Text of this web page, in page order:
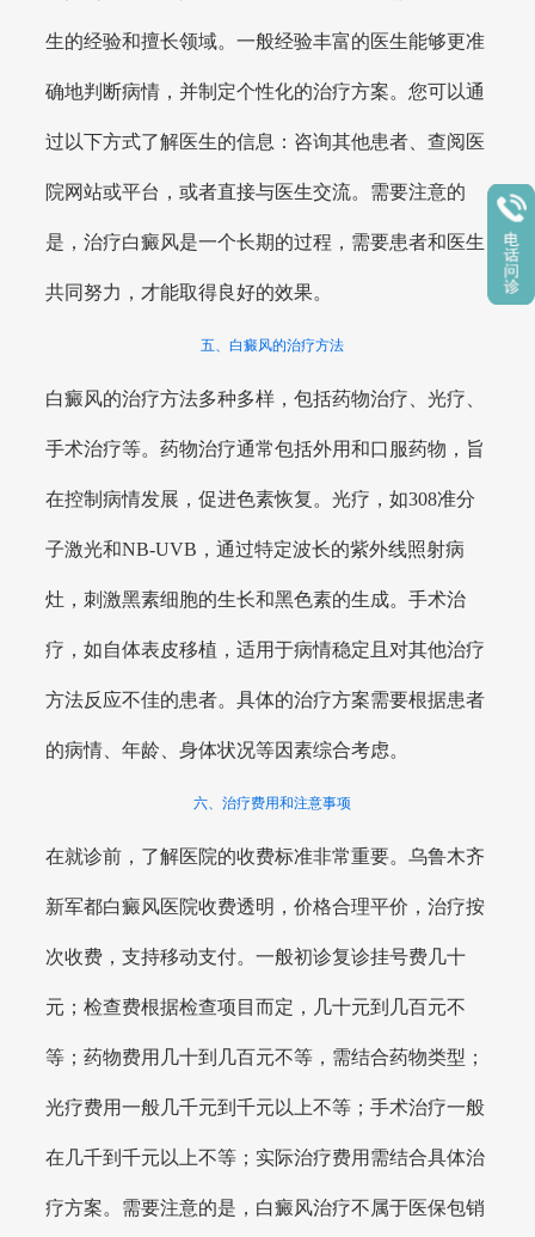
生的经验和擅长领域。一般经验丰富的医生能够更准
确地判断病情，并制定个性化的治疗方案。您可以通
过以下方式了解医生的信息：咨询其他患者、查阅医
院网站或平台，或者直接与医生交流。需要注意的
是，治疗白癜风是一个长期的过程，需要患者和医生
共同努力，才能取得良好的效果。
五、白癜风的治疗方法
白癜风的治疗方法多种多样，包括药物治疗、光疗、
手术治疗等。药物治疗通常包括外用和口服药物，旨
在控制病情发展，促进色素恢复。光疗，如308准分
子激光和NB-UVB，通过特定波长的紫外线照射病
灶，刺激黑素细胞的生长和黑色素的生成。手术治
疗，如自体表皮移植，适用于病情稳定且对其他治疗
方法反应不佳的患者。具体的治疗方案需要根据患者
的病情、年龄、身体状况等因素综合考虑。
六、治疗费用和注意事项
在就诊前，了解医院的收费标准非常重要。乌鲁木齐
新军都白癜风医院收费透明，价格合理平价，治疗按
次收费，支持移动支付。一般初诊复诊挂号费几十
元；检查费根据检查项目而定，几十元到几百元不
等；药物费用几十到几百元不等，需结合药物类型；
光疗费用一般几千元到千元以上不等；手术治疗一般
在几千到千元以上不等；实际治疗费用需结合具体治
疗方案。需要注意的是，白癜风治疗不属于医保包销